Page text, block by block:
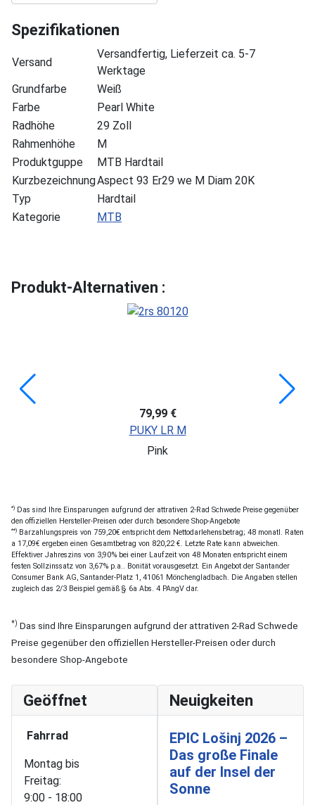
Spezifikationen
Versand
Versandfertig, Lieferzeit ca. 5-7
Werktage
Grundfarbe
Weiß
Farbe
Pearl White
Radhöhe
29 Zoll
Rahmenhöhe
M
Produktguppe
MTB Hardtail
KurzbezeichnungAspect 93 Er29 we M Diam 20K
Typ
Hardtail
Kategorie
MTB
Produkt-Alternativen :
79,99 €
PUKY LR M
Pink
*) Das sind Ihre Einsparungen aufgrund der attrativen 2-Rad Schwede Preise gegenüber
den offiziellen Hersteller-Preisen oder durch besondere Shop-Angebote
**) Barzahlungspreis von 759,20€ entspricht dem Nettodarlehensbetrag; 48 monatl. Raten
a 17,09€ ergeben einen Gesamtbetrag von 820,22 €. Letzte Rate kann abweichen.
Effektiver Jahreszins von 3,90% bei einer Laufzeit von 48 Monaten entspricht einem
festen Sollzinssatz von 3,67% p.a.. Bonität vorausgesetzt. Ein Angebot der Santander
Consumer Bank AG, Santander-Platz 1, 41061 Mönchengladbach. Die Angaben stellen
zugleich das 2/3 Beispiel gemäß § 6a Abs. 4 PAngV dar.
*) Das sind Ihre Einsparungen aufgrund der attrativen 2-Rad Schwede
Preise gegenüber den offiziellen Hersteller-Preisen oder durch
besondere Shop-Angebote
Geöffnet
Fahrrad
Montag bis
Freitag:
9:00 - 18:00
Neuigkeiten
EPIC Lošinj 2026 –
Das große Finale
auf der Insel der
Sonne